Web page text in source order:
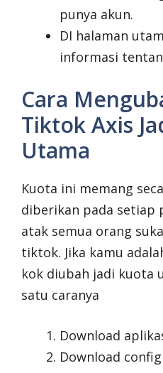
punya akun.
DI halaman
informasi
Cara
Tiktok Axis
Utama
Kuota ini memang
diberikan pada setiap
atak semua orang
tiktok. Jika kamu
kok diubah jadi kuota
satu caranya
Download
Download